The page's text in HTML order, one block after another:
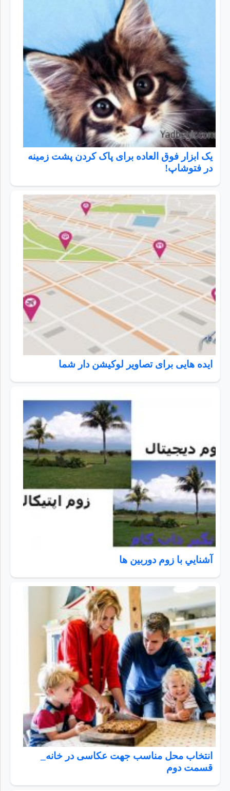
یک ابزار فوق العاده برای پاک کردن پشت زمینه
در فتوشاپ!
ایده هایی برای تصاویر لوکیشن دار شما
آشنايي با زوم دوربين ها
انتخاب محل مناسب جهت عکاسی در خانه_
قسمت دوم